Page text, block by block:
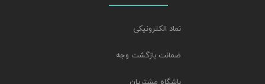
نماد الکترونیکی
ضمانت بازگشت وجه